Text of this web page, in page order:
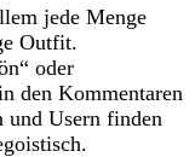
jede Menge
Outfit.
oder
den Kommentaren
und Usern finden